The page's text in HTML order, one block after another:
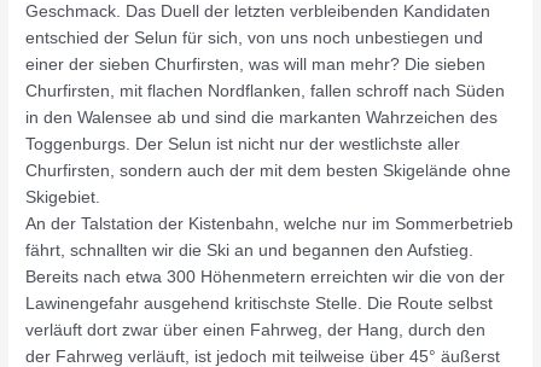
Geschmack. Das Duell der letzten verbleibenden Kandidaten
entschied der Selun für sich, von uns noch unbestiegen und
einer der sieben Churfirsten, was will man mehr? Die sieben
Churfirsten, mit flachen Nordflanken, fallen schroff nach Süden
in den Walensee ab und sind die markanten Wahrzeichen des
Toggenburgs. Der Selun ist nicht nur der westlichste aller
Churfirsten, sondern auch der mit dem besten Skigelände ohne
Skigebiet.
An der Talstation der Kistenbahn, welche nur im Sommerbetrieb
fährt, schnallten wir die Ski an und begannen den Aufstieg.
Bereits nach etwa 300 Höhenmetern erreichten wir die von der
Lawinengefahr ausgehend kritischste Stelle. Die Route selbst
verläuft dort zwar über einen Fahrweg, der Hang, durch den
der Fahrweg verläuft, ist jedoch mit teilweise über 45° äußerst